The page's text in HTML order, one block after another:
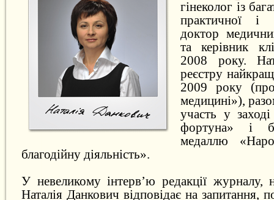
гінеколог із
практичної і
доктор
та керівник
2008 року.
реєстру
2009 року
медицині»),
участь у
фортуна» і
медаллю
благодійну діяльність».
У невеликому інтерв’ю редакції журналу,
Наталія Данкович відповідає на запитання,